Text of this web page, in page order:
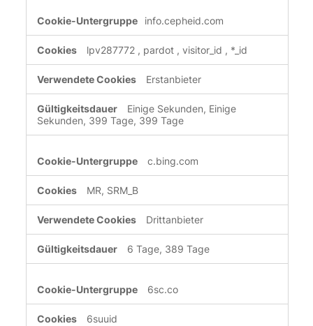
info.cepheid.com
lpv287772 , pardot , visitor_id , *_id
Erstanbieter
Einige Sekunden, Einige
Sekunden, 399 Tage, 399 Tage
c.bing.com
MR, SRM_B
Drittanbieter
6 Tage, 389 Tage
6sc.co
6suuid